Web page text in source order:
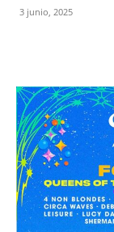
3 junio, 2025